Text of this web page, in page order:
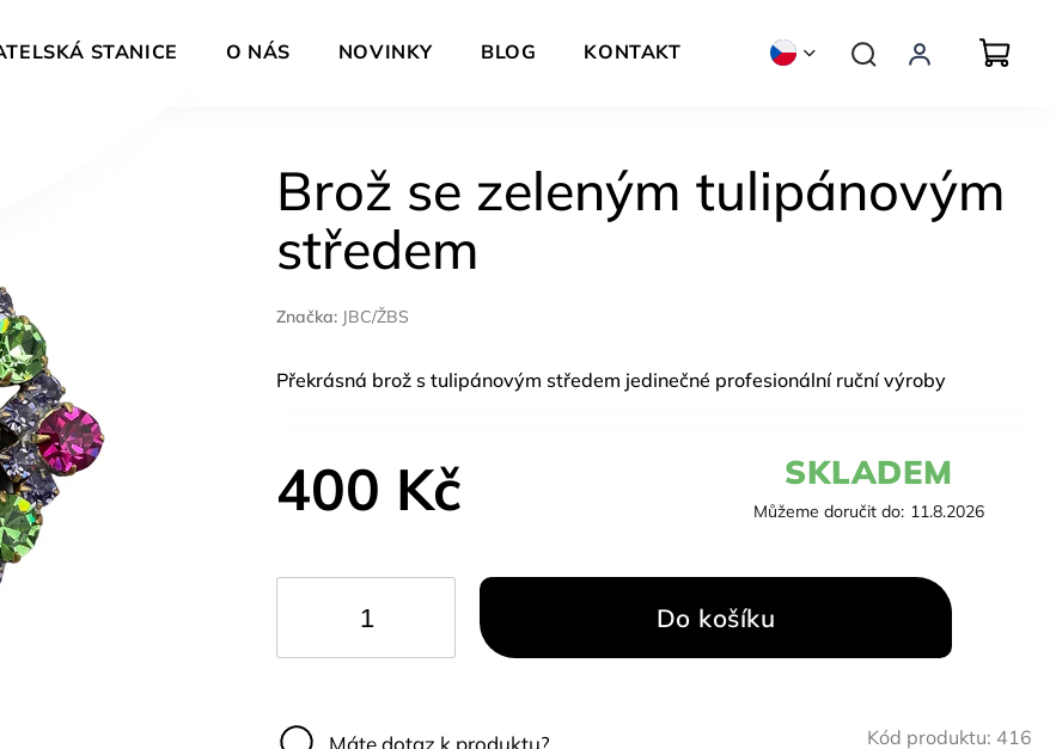
STANICE O NÁS NOVINKY BLOG KONTAKT ZNAČKY
Brož se zeleným tulipánovým
středem
Značka: JBC/ŽBS
400 Kč SKLADEM
Můžeme doručit do: 11.8.2026
Do košíku
Překrásná brož s tulipánovým středem jedinečné profesionální ruční výroby
Máte dotaz k produktu? Kód produktu: 416